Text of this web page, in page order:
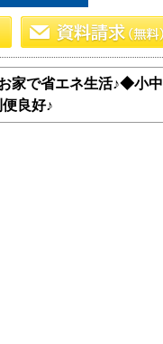
家で省エネ生活♪◆小中
良好♪